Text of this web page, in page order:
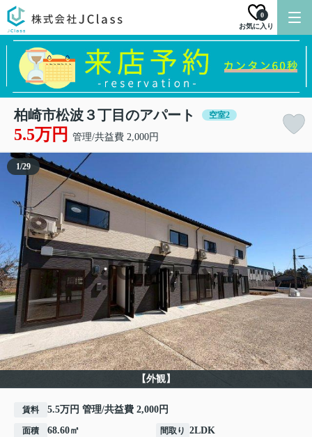
お気に入り
0
柏崎市松波３丁目のアパート 空室2
5.5万円 管理/共益費 2,000円
【外観】
1/29
賃料 5.5万円 管理/共益費 2,000円
面積 68.60㎡ 間取り 2LDK